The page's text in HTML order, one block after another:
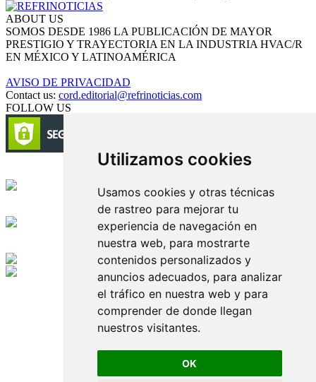
Utilizamos cookies
Usamos cookies y otras técnicas
de rastreo para mejorar tu
experiencia de navegación en
nuestra web, para mostrarte
contenidos personalizados y
anuncios adecuados, para analizar
el tráfico en nuestra web y para
comprender de donde llegan
nuestros visitantes.
OK
ABOUT US
SOMOS DESDE 1986 LA PUBLICACIÓN DE MAYOR
PRESTIGIO Y TRAYECTORIA EN LA INDUSTRIA HVAC/R
EN MÉXICO Y LATINOAMÉRICA
AVISO DE PRIVACIDAD
Contact us: cord.editorial@refrinoticias.com
FOLLOW US
Edición digital con tecnología
Playa Revolcadero 222 Col. Reforma Iztaccihuatl Norte C.P. 08810
CIUDAD DE MEXICO
Conmutador CIUDAD DE MEXICO (+52) 555 740 4476, 555 740
© 2000-2026 BURO DE MERCADOTECNIA DEL CENTRO,
S.A. Todos los derechos reservados
Todos los nombres, marcas, logotipos, productos e imagenes
mencionados son propiedad de sus respectivos dueños